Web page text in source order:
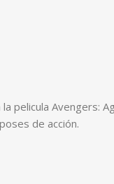
pelicula
de acción.